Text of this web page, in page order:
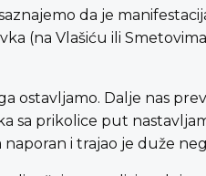
da je
(na Vlašiću ili
ostavljamo. Dalje nas
sa prikolice put
i trajao je duže